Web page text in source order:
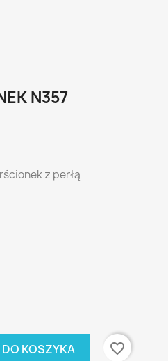
N357
z perłą
KOSZYKA
favorite_border